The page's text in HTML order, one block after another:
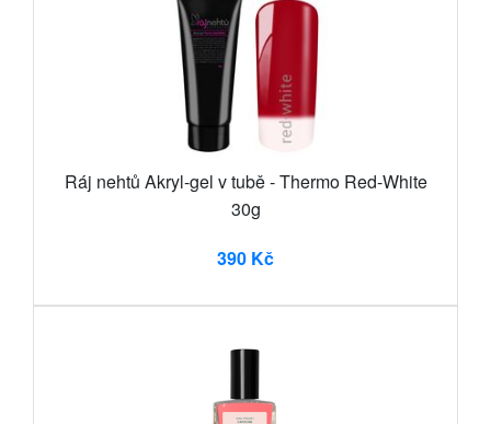
Ráj nehtů Akryl-gel v tubě - Thermo Red-White
30g
390 Kč